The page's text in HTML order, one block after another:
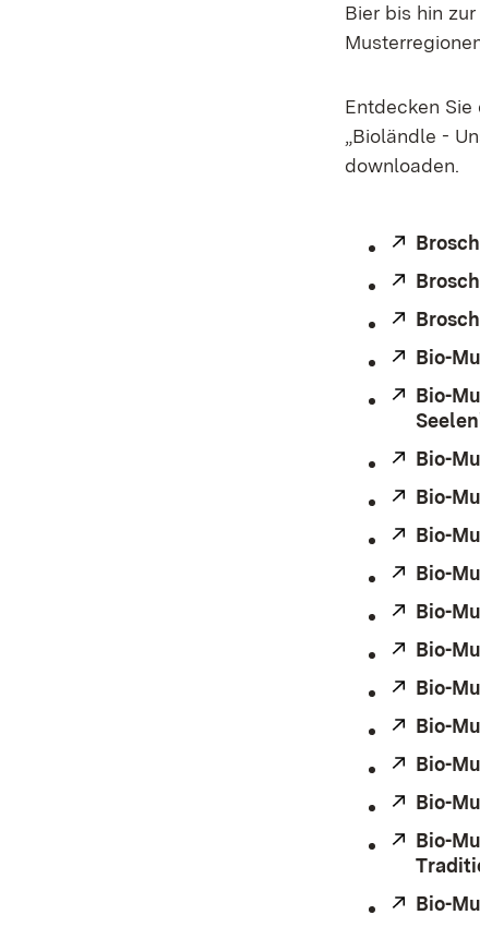
Bier bis hin
Entdecken
„Bioländle -
downloaden.
Extern:
Extern:
Extern:
Extern:
Bio-
Extern:
Bio-
Extern:
Bio-
Extern:
Bio-
Extern:
Bio-
Extern:
Bio-
Extern:
Bio-
Extern:
Bio-
Extern:
Bio-
Extern:
Bio-
Extern:
Bio-
Extern:
Bio-
Extern:
Bio-
Extern:
Bio-